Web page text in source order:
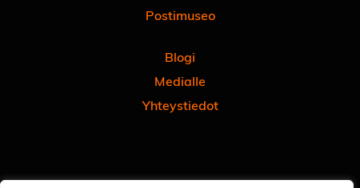
Postimuseo
Blogi
Medialle
Yhteystiedot